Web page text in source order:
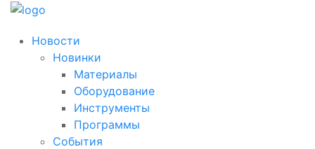
Новости
Новинки
Материалы
Оборудование
Инструменты
Программы
События